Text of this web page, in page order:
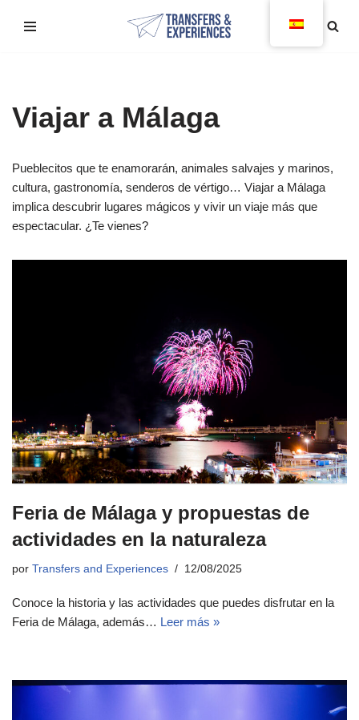
Viajar a Málaga
Pueblecitos que te enamorarán, animales salvajes y marinos,
cultura, gastronomía, senderos de vértigo… Viajar a Málaga
implica descubrir lugares mágicos y vivir un viaje más que
espectacular. ¿Te vienes?
Feria de Málaga y propuestas de
actividades en la naturaleza
por Transfers and Experiences 12/08/2025
Conoce la historia y las actividades que puedes disfrutar en la
Feria de Málaga, además… Leer más »